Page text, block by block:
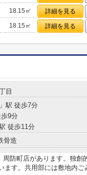
18.15㎡ 詳細を見る
18.15㎡ 詳細を見る
目
」駅 徒歩7分
歩9分
徒歩11分
骨造
防町店があります。独創
ます。共用部には敷地内ご